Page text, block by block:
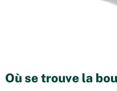
Où se trouve la